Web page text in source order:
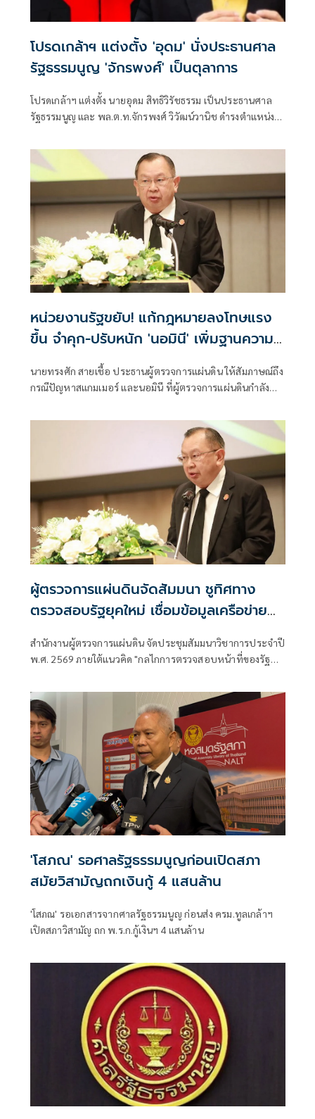
โปรดเกล้าฯ แต่งตั้ง 'อุดม' นั่งประธานศาล
รัฐธรรมนูญ 'จักรพงศ์' เป็นตุลาการ
โปรดเกล้าฯ แต่งตั้ง นายอุดม สิทธิวิรัชธรรม เป็นประธานศาล
รัฐธรรมนูญ และ พล.ต.ท.จักรพงศ์ วิวัฒน์วานิช ดำรงตำแหน่ง
เป็นต้นไป
หน่วยงานรัฐขยับ! แก้กฎหมายลงโทษแรง
ขึ้น จำคุก-ปรับหนัก 'นอมินี' เพิ่มฐานความ
ผิดฟอกเงิน ยึดที่ดินด้วย
นายทรงศัก สายเชื้อ ประธานผู้ตรวจการแผ่นดิน ให้สัมภาษณ์ถึง
กรณีปัญหาสแกมเมอร์ และนอมินี ที่ผู้ตรวจการแผ่นดินกำลัง
บ้านและต่างประเทศ อาทิ เรื่องสแกมเมอร์ ผู้ตรวจการแผ่นดิน
ได้ลงพื้นที่ตามรอยแนวชายแดนหลายแห่ง เ
ผู้ตรวจการแผ่นดินจัดสัมมนา ชูทิศทาง
ตรวจสอบรัฐยุคใหม่ เชื่อมข้อมูลเครือข่าย
สำนักงานผู้ตรวจการแผ่นดิน จัดประชุมสัมมนาวิชาการประจำปี
พ.ศ. 2569 ภายใต้แนวคิด "กลไกการตรวจสอบหน้าที่ของรัฐ
แทนหน่วยงานภาครัฐ องค์กรอิสระ หน่วยงานภาคี นักวิชาการ
จำนวนมาก เข้าร่วม แลกเปลี่ยนองค์ความรู้และประสบการณ์
การทำงาน เพื่อยกระดับการบริการภาครัฐให้มีประสิทธิภาพ
ประชาชนเข้าถึงง่าย แก้ปัญหาได้รวดเร็ว และป้องกันไม่ให้เกิด
ความเดือดร้อนซ้ำ
'โสภณ' รอศาลรัฐธรรมนูญก่อนเปิดสภา
สมัยวิสามัญถกเงินกู้ 4 แสนล้าน
'โสภณ' รอเอกสารจากศาลรัฐธรรมนูญ ก่อนส่ง ครม.ทูลเกล้าฯ
เปิดสภาวิสามัญ ถก พ.ร.ก.กู้เงินฯ 4 แสนล้าน